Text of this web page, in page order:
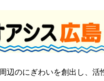
辺のにぎわいを創出し、活